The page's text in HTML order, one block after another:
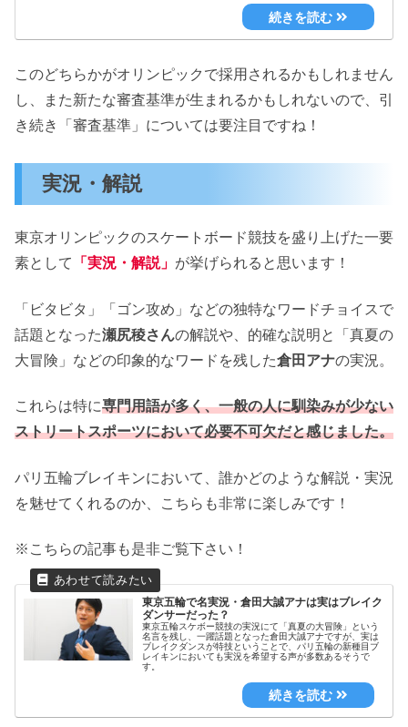
このどちらかがオリンピックで採用されるかもしれません
し、また新たな審査基準が生まれるかもしれないので、引
き続き「審査基準」については要注目ですね！
実況・解説
東京オリンピックのスケートボード競技を盛り上げた一要
素として
「実況・解説」 が挙げられると思います！
「ビタビタ」「ゴン攻め」などの独特なワードチョイスで
話題となった瀬尻稜さんの解説や、的確な説明と「真夏の
大冒険」などの印象的なワードを残した倉田アナの実況。
これらは特に専門用語が多く、一般の人に馴染みが少ない
ストリートスポーツにおいて必要不可欠だと感じました。
パリ五輪ブレイキンにおいて、誰かどのような解説・実況
を魅せてくれるのか、こちらも非常に楽しみです！
※こちらの記事も是非ご覧下さい！
東京五輪で名実況・倉田大誠アナは実はブレイク
ダンサーだった？
東京五輪スケボー競技の実況にて「真夏の大冒険」という
名言を残し、一躍話題となった倉田大誠アナですが、実は
ブレイクダンスが特技ということで、パリ五輪の新種目ブ
レイキンにおいても実況を希望する声が多数あるそうで
す。